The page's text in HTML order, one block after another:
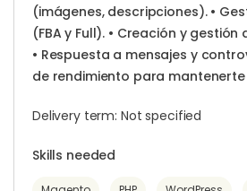
(imágenes, descripciones). •
(FBA y Full). • Creación y
• Respuesta a mensajes y
de rendimiento para
Delivery term: Not specified
Skills needed